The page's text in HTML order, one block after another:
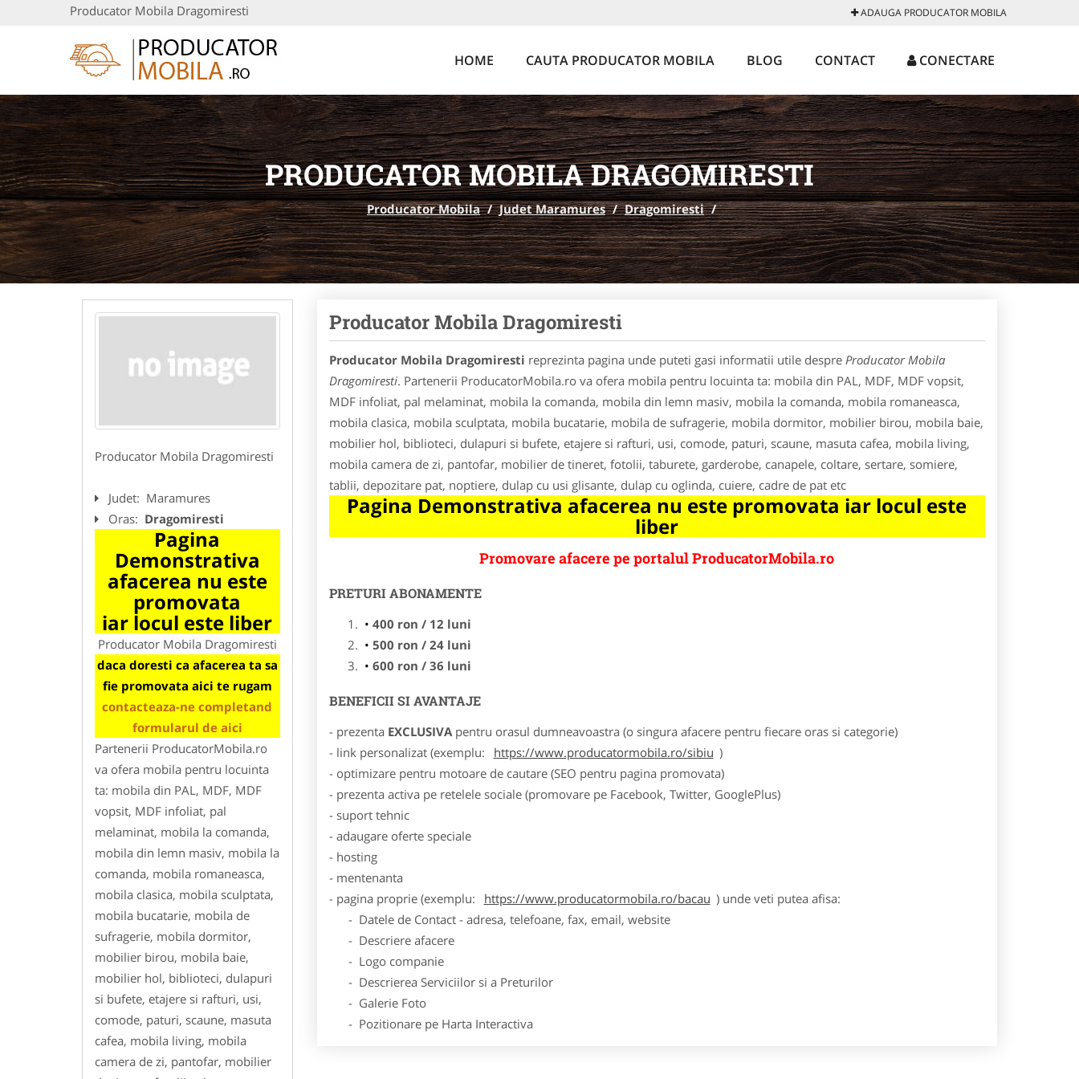
Producator Mobila Dragomiresti ADAUGA PRODUCATOR MOBILA
HOME CAUTA PRODUCATOR MOBILA BLOG CONTACT CONECTARE
PRODUCATOR MOBILA DRAGOMIRESTI
Producator Mobila / Judet Maramures / Dragomiresti /
Producator Mobila Dragomiresti
Judet: Maramures
Oras: Dragomiresti
Pagina
Demonstrativa
afacerea nu este
promovata
iar locul este liber
Producator Mobila Dragomiresti
daca doresti ca afacerea ta sa
fie promovata aici te rugam
contacteaza-ne completand
formularul de aici
Partenerii ProducatorMobila.ro
va ofera mobila pentru locuinta
ta: mobila din PAL, MDF, MDF
vopsit, MDF infoliat, pal
melaminat, mobila la comanda,
mobila din lemn masiv, mobila la
comanda, mobila romaneasca,
mobila clasica, mobila sculptata,
mobila bucatarie, mobila de
sufragerie, mobila dormitor,
mobilier birou, mobila baie,
mobilier hol, biblioteci, dulapuri
si bufete, etajere si rafturi, usi,
comode, paturi, scaune, masuta
cafea, mobila living, mobila
camera de zi, pantofar, mobilier
Producator Mobila Dragomiresti
Producator Mobila Dragomiresti reprezinta pagina unde puteti gasi informatii utile despre Producator Mobila
Dragomiresti. Partenerii ProducatorMobila.ro va ofera mobila pentru locuinta ta: mobila din PAL, MDF, MDF vopsit,
MDF infoliat, pal melaminat, mobila la comanda, mobila din lemn masiv, mobila la comanda, mobila romaneasca,
mobila clasica, mobila sculptata, mobila bucatarie, mobila de sufragerie, mobila dormitor, mobilier birou, mobila baie,
mobilier hol, biblioteci, dulapuri si bufete, etajere si rafturi, usi, comode, paturi, scaune, masuta cafea, mobila living,
mobila camera de zi, pantofar, mobilier de tineret, fotolii, taburete, garderobe, canapele, coltare, sertare, somiere,
tablii, depozitare pat, noptiere, dulap cu usi glisante, dulap cu oglinda, cuiere, cadre de pat etc
Pagina Demonstrativa afacerea nu este promovata iar locul este
liber
Promovare afacere pe portalul ProducatorMobila.ro
PRETURI ABONAMENTE
400 ron / 12 luni
500 ron / 24 luni
600 ron / 36 luni
BENEFICII SI AVANTAJE
- prezenta EXCLUSIVApentru orasul dumneavoastra (o singura afacere pentru fiecare oras si categorie)
- link personalizat (exemplu:
https://www.producatormobila.ro/sibiu )
- optimizare pentru motoare de cautare (SEO pentru pagina promovata)
- prezenta activa pe retelele sociale (promovare pe Facebook, Twitter, GooglePlus)
- suport tehnic
- adaugare oferte speciale
- hosting
- mentenanta
- pagina proprie (exemplu:
https://www.producatormobila.ro/bacau ) unde veti putea afisa:
- Datele de Contact - adresa, telefoane, fax, email, website
- Descriere afacere
- Logo companie
- Descrierea Serviciilor si a Preturilor
- Galerie Foto
- Pozitionare pe Harta Interactiva